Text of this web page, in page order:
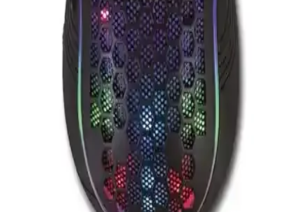
İki farklı Rampage oyuncu mouse'unun teknik özellikleri ve
kullanıcı deneyimleri detaylı şekilde karşılaştırıldı. DPI, ergonomi,
ışıklandırma ve tasarım gibi kriterler öne çıkıyor.
Rampage SMX-G68 ve Razer Deathadder Essential
Karşılaştırması: Hangi Oyuncu Mouse'u Sizin İçin
Rampage SMX-G68 ve Razer Deathadder Essential
karşılaştırmasıyla, hassasiyet, tasarım ve performans özelliklerini
öğrenerek en iyi oyuncu mouse'unu seçin.
Lunatic Sparrow 6400 DPI RGB LED'li Oyuncu
Mouse: Yüksek Hassasiyet ve Kişiselleştirme
Özellikleriyle Profesyonel Oyun Deneyimi